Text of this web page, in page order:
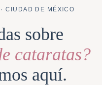
CIUDAD DE MÉXICO
sobre
cataratas?
aquí.